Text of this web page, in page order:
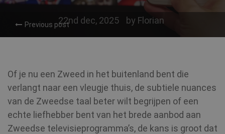
22nd dec, 2025 by Florian
Previous post
Of je nu een Zweed in het buitenland bent die
verlangt naar een vleugje thuis, de subtiele nuances
van de Zweedse taal beter wilt begrijpen of een
echte liefhebber bent van het brede aanbod aan
Zweedse televisieprogramma’s, de kans is groot dat